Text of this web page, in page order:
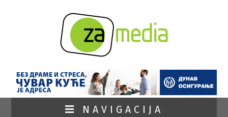
NAVIGACIJA